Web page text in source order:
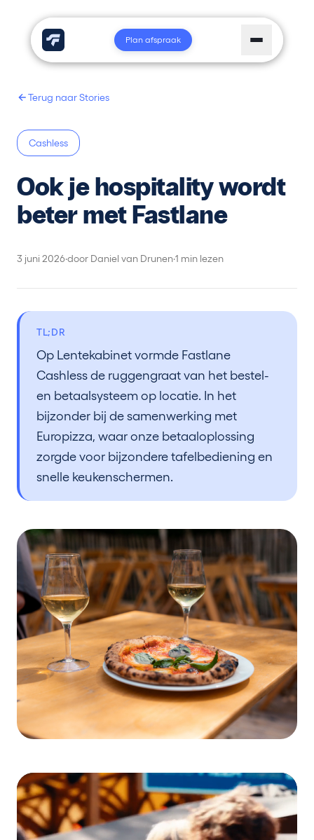
Plan afspraak
Terug naar Stories
Cashless
Ook je hospitality wordt
beter met Fastlane
3 juni 2026·door Daniel van Drunen·1 min lezen
TL;DR
Op Lentekabinet vormde Fastlane
Cashless de ruggengraat van het bestel-
en betaalsysteem op locatie. In het
bijzonder bij de samenwerking met
Europizza, waar onze betaaloplossing
zorgde voor bijzondere tafelbediening en
snelle keukenschermen.